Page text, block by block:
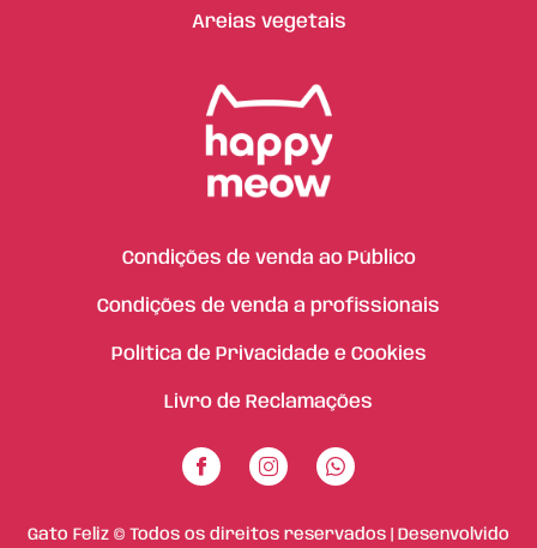
Areias vegetais
Condições de venda ao Público
Condições de venda a profissionais
Política de Privacidade e Cookies
Livro de Reclamações
Gato Feliz © Todos os direitos reservados | Desenvolvido